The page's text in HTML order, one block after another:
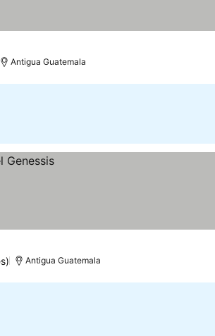
Antigua Guatemala
Antigua Guatemala